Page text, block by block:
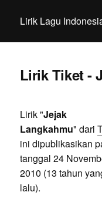
Lirik Lagu
Lirik Tiket -
Lirik "Jejak
Langkahmu" dari
ini dipublikasikan
tanggal 24
2010 (13 tahun
lalu).